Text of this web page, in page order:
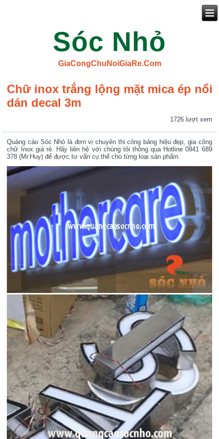
Sóc Nhỏ
GiaCongChuNoiGiaRe.Com
Chữ inox trắng lộng mặt mica ép nổi
dán decal 3m
1726 lượt xem
Quảng cáo Sóc Nhỏ là đơn vị chuyên thi công bảng hiệu đẹp, gia công
chữ Inox giá rẻ. Hãy liên hệ với chúng tôi thông qua Hotline 0941 689
378 (Mr.Huy) để được tư vấn cụ thể cho từng loại sản phẩm.